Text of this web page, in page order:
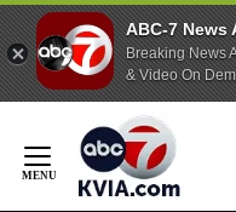
ABC-7 News
Breaking News
& Video On
Content